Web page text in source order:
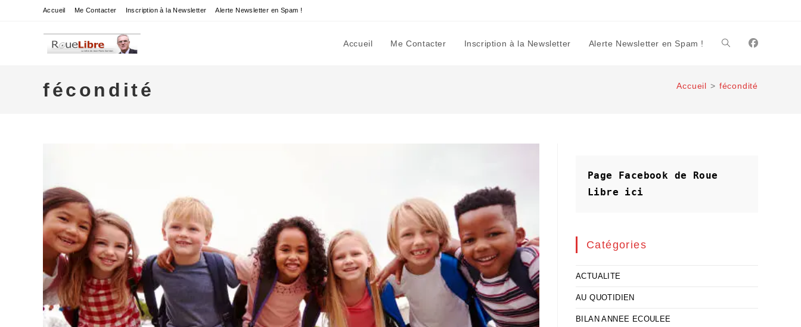
Accueil Me Contacter Inscription à la Newsletter Alerte Newsletter en Spam !
Accueil Me Contacter Inscription à la Newsletter Alerte Newsletter en Spam ! Toggle
website
fécondité Accueil > fécondité
Page Facebook de Roue
Libre
ici
Catégories
ACTUALITE
AU QUOTIDIEN
BILAN ANNEE ECOULEE